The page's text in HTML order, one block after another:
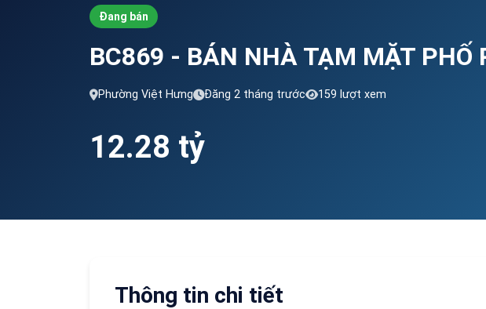
Đang bán
BC869 - BÁN NHÀ TẠM MẶT PHỐ
Phường Việt Hưng Đăng 2 tháng trước 159 lượt xem
12.28 tỷ
Thông tin chi tiết